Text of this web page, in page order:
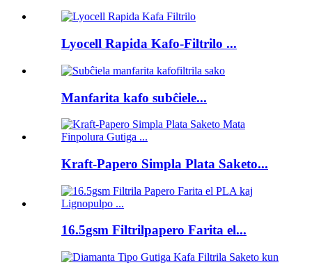
Lyocell Rapida Kafo-Filtrilo ...
Manfarita kafo subĉiele...
Kraft-Papero Simpla Plata Saketo...
16.5gsm Filtrilpapero Farita el...